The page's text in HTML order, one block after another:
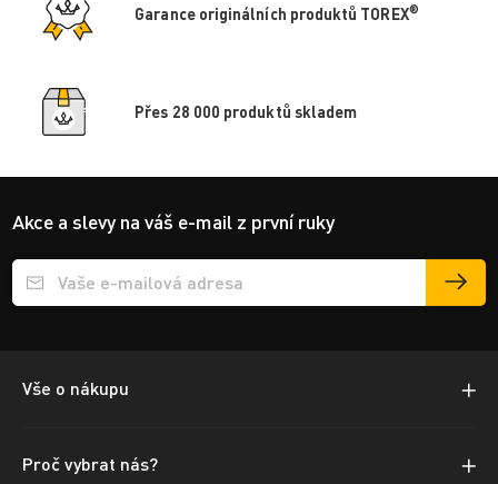
Garance originálních produktů TOREX®
Přes 28 000 produktů skladem
Akce a slevy na váš e-mail z první ruky
Přihlášení e-mailu k odběru
Vše o nákupu
Proč vybrat nás?